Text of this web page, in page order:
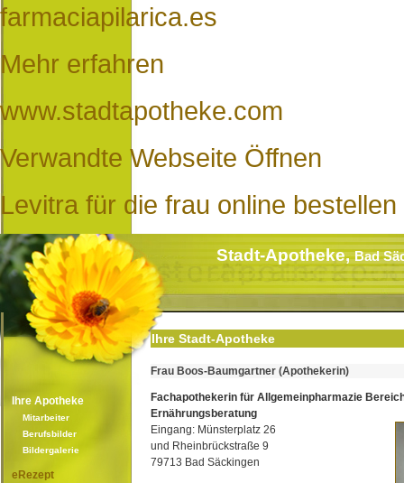
farmaciapilarica.es
Mehr erfahren
www.stadtapotheke.com
Verwandte Webseite Öffnen
Levitra für die frau online bestellen
Stadt-Apotheke,Bad
Ihre Apotheke
Mitarbeiter
Berufsbilder
Bildergalerie
eRezept
Ihre Stadt-Apotheke
Frau Boos-Baumgartner (Apothekerin)
Fachapothekerin für Allgemeinpharmazie
Ernährungsberatung
Eingang: Münsterplatz 26
und Rheinbrückstraße 9
79713 Bad Säckingen